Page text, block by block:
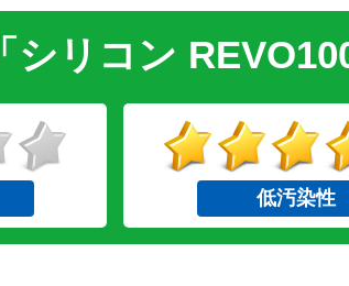
「シリコン
低汚染性